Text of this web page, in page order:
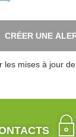
CRÉER UNE
les mises à jour